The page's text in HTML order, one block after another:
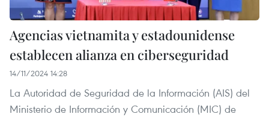
Agencias vietnamita y estadounidense
establecen alianza en ciberseguridad ​
14/11/2024 14:28
La Autoridad de Seguridad de la Información (AIS) del
Ministerio de Información y Comunicación (MIC) de